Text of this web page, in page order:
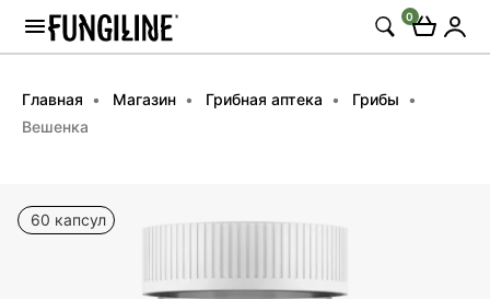
0
Главная Магазин Грибная аптека
Грибы
Вешенка
60 капсул